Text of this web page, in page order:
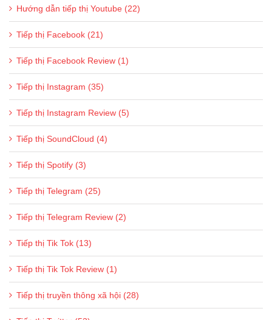
Hướng dẫn tiếp thị Youtube (22)
Tiếp thị Facebook (21)
Tiếp thị Facebook Review (1)
Tiếp thị Instagram (35)
Tiếp thị Instagram Review (5)
Tiếp thị SoundCloud (4)
Tiếp thị Spotify (3)
Tiếp thị Telegram (25)
Tiếp thị Telegram Review (2)
Tiếp thị Tik Tok (13)
Tiếp thị Tik Tok Review (1)
Tiếp thị truyền thông xã hội (28)